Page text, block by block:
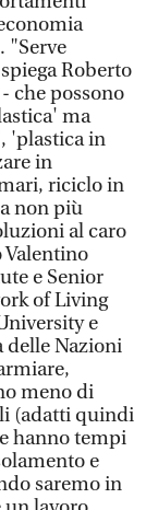
"Serve
Roberto
che possono
ma
'plastica in
in
riciclo in
non più
al caro
Valentino
e Senior
of Living
e
delle Nazioni
meno di
(adatti quindi
hanno tempi
e
saremo in